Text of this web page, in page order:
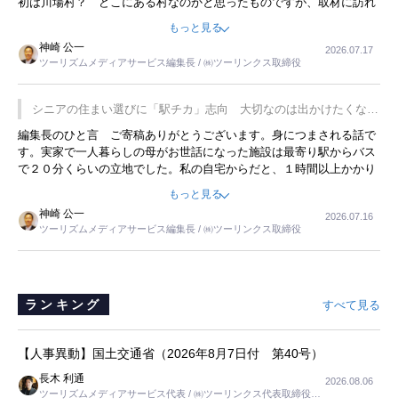
永井 彰一社長にインタビューしたら、興味深い話が次々が飛び出しま
した。プレゼンも巧みで、今でも思い出すことが２つあります。一つ
は、従業員に東京ディズニーランドを見学させ、サービス業、接客業
の何かを理解してもらっていることです。 もう一つは1800円もする
プレミアムヨーグルトを販売するにあたり、社内に懸念もあったそう
です。永井社長は、駐車場に都内ナンバーの高級外車が停まっている
ことに目をつけ、高級商品でも売れると確信したそうです。今回の記
事を懐かしく読みました。
もっと見る
神崎 公一
ツーリズムメディアサービス編集長 / ㈱ツーリンクス取締役
2026.07.17
シニアの住まい選びに「駅チカ」志向 大切なのは出かけたくなる
暮らし
編集長のひと言 ご寄稿ありがとうございます。身につまされる話で
す。実家で一人暮らしの母がお世話になった施設は最寄り駅からバス
で２０分くらいの立地でした。私の自宅からだと、１時間以上かかり
ました。母の住まいから近いという理由で、その施設を選択したので
すが、私と妹にとっては、半日仕事ででした。シニアの住まい選び
は、当人だけではなく、世話をする家族の足の便も考えない外池ない
と思いました。
もっと見る
神崎 公一
ツーリズムメディアサービス編集長 / ㈱ツーリンクス取締役
2026.07.16
ランキング すべて見る
【人事異動】国土交通省（2026年8月7日付 第40号）
長木 利通
ツーリズムメディアサービス代表 / ㈱ツーリンクス代表取締役社
2026.08.06